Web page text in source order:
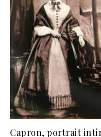
Capron, portrait